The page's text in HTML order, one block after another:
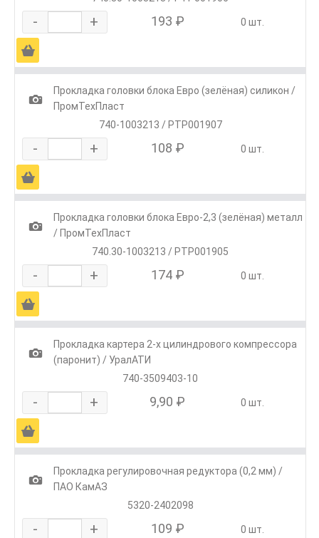
- + 193 ₽ 0 шт.
Ä
1
Прокладка головки блока Евро (зелёная) силикон /
ПромТехПласт
740-1003213 / РТР001907
- + 108 ₽ 0 шт.
Ä
1
Прокладка головки блока Евро-2,3 (зелёная) металл
/ ПромТехПласт
740.30-1003213 / РТР001905
- + 174 ₽ 0 шт.
Ä
1
Прокладка картера 2-х цилиндрового компрессора
(паронит) / УралАТИ
740-3509403-10
- + 9,90 ₽ 0 шт.
Ä
1
Прокладка регулировочная редуктора (0,2 мм) /
ПАО КамАЗ
5320-2402098
- + 109 ₽ 0 шт.